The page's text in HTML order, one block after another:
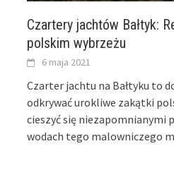
Czartery jachtów Bałtyk:
polskim wybrzeżu
6 maja 2021
Czarter jachtu na Bałtyku to
odkrywać urokliwe zakątki
cieszyć się niezapomnianymi
wodach tego malowniczego